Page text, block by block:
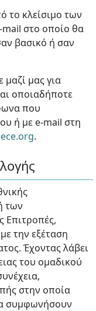
το κλείσιμο των
στο οποίο θα
βασικό ή σαν
μας για
οποιαδήποτε
που
ή με e-mail στη
.
των
Επιτροπές,
την εξέταση
Έχοντας λάβει
του ομαδικού
στην οποία
συμφωνήσουν